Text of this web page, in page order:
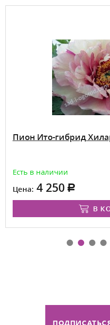
Пион Ито-гибрид
Есть в наличии
Цена: 4 250
В